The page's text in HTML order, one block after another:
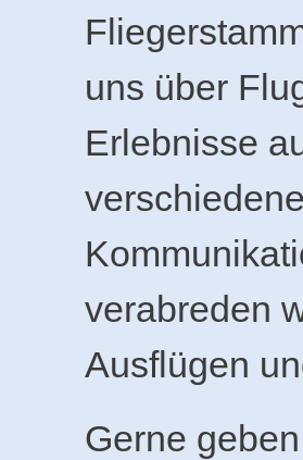
uns über
Erlebnisse
verabreden
Ausflügen
Gerne